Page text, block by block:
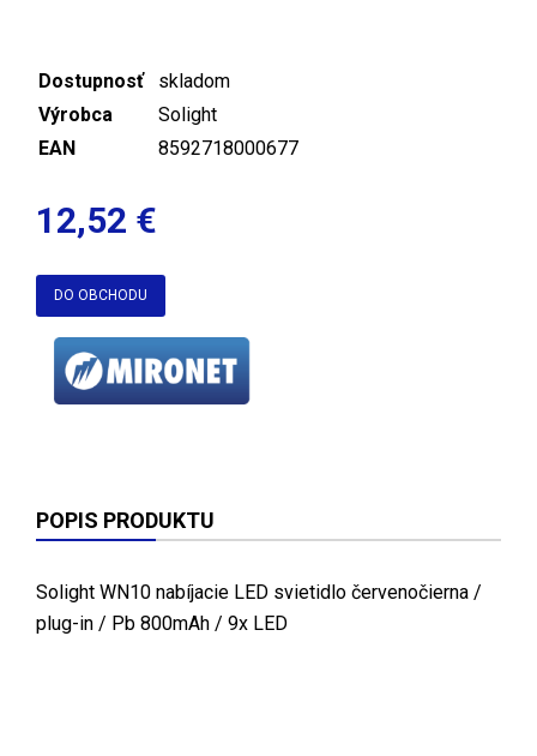
Dostupnosť
skladom
Výrobca
Solight
EAN
8592718000677
12,52 €
DO OBCHODU
POPIS PRODUKTU
Solight WN10 nabíjacie LED svietidlo červenočierna /
plug-in / Pb 800mAh / 9x LED